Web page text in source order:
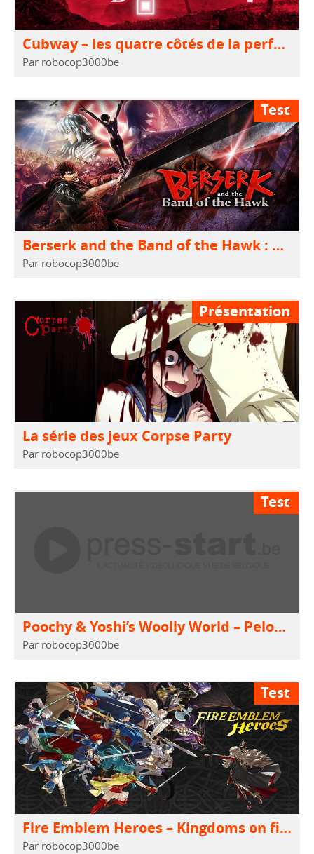
Cubway – les quatre côtés de la perfection
Par robocop3000be
Test
Berserk and the Band of the Hawk : Hai Yo ?
Par robocop3000be
Présentation
La série des jeux Corpse Party
Par robocop3000be
Test
Poochy & Yoshi’s Woolly World – Pelote qui roule….
Par robocop3000be
Test
Fire Emblem Heroes – Kingdoms on fire
Par robocop3000be